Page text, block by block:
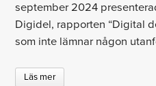
september 2024
Digidel, rapporten “Digital
som inte lämnar någon
Läs mer